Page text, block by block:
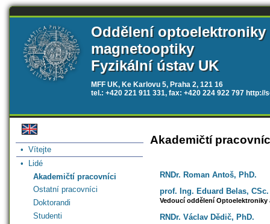
Oddělení optoelektroniky
magnetooptiky
Fyzikální ústav UK
MFF UK, Ke Karlovu 5, Praha 2, 121 16
tel.: +420 221 911 331, fax: +420 224 922 797
• Vítejte
• Lidé
Akademičtí pracovníci
Ostatní pracovníci
Doktorandi
Studenti
Akademičtí
RNDr. Roman Antoš, PhD.
prof. Ing. Eduard Belas, CSc.
Vedoucí oddělení
RNDr. Václav Dědič, PhD.